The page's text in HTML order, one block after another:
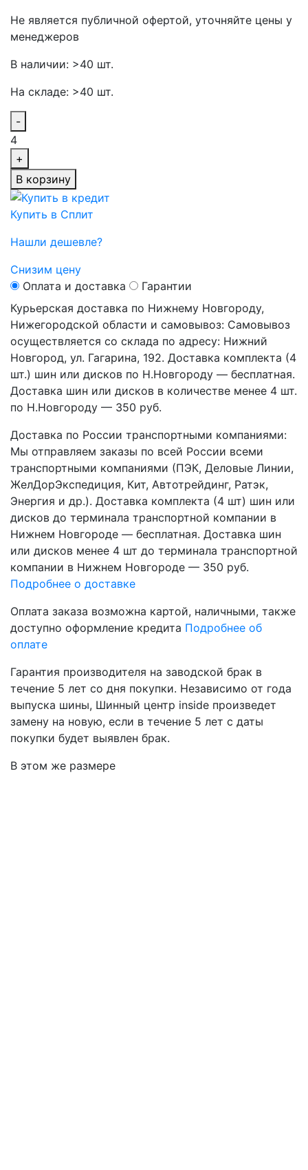
Не является публичной офертой, уточняйте цены у
менеджеров
В наличии: >40 шт.
На складе: >40 шт.
-
4
+
В корзину
Купить в Сплит
Нашли дешевле?
Снизим цену
Оплата и доставка
Гарантии
Курьерская доставка по Нижнему Новгороду,
Нижегородской области и самовывоз: Самовывоз
осуществляется со склада по адресу: Нижний
Новгород, ул. Гагарина, 192. Доставка комплекта (4
шт.) шин или дисков по Н.Новгороду — бесплатная.
Доставка шин или дисков в количестве менее 4 шт.
по Н.Новгороду — 350 руб.
Доставка по России транспортными компаниями:
Мы отправляем заказы по всей России всеми
транспортными компаниями (ПЭК, Деловые Линии,
ЖелДорЭкспедиция, Кит, Автотрейдинг, Ратэк,
Энергия и др.). Доставка комплекта (4 шт) шин или
дисков до терминала транспортной компании в
Нижнем Новгороде — бесплатная. Доставка шин
или дисков менее 4 шт до терминала транспортной
компании в Нижнем Новгороде — 350 руб.
Подробнее о доставке
Оплата заказа возможна картой, наличными, также
доступно оформление кредита Подробнее об
оплате
Гарантия производителя на заводской брак в
течение 5 лет со дня покупки. Независимо от года
выпуска шины, Шинный центр inside произведет
замену на новую, если в течение 5 лет с даты
покупки будет выявлен брак.
В этом же размере